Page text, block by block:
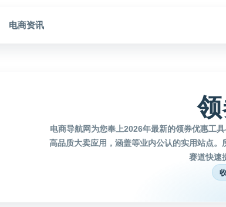
电商资讯
电商导航网为您奉上2026年最新的领券优惠工
高品质大卖应用，涵盖等业内公认的实用站点
赛道快速